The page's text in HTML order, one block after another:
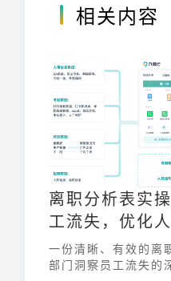
相关内容
离职分析表实
工流失，优化
一份清晰、有效的离
部门洞察员工流失的